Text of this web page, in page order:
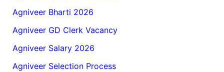
Agniveer Bharti 2026
Agniveer GD Clerk Vacancy
Agniveer Salary 2026
Agniveer Selection Process